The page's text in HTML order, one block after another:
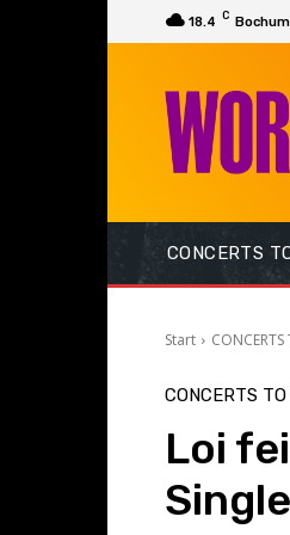
18.4 C Bochum
CONCERTS
Start
CONCERTS TO
Loi